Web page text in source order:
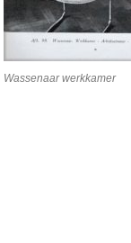
Wassenaar werkkamer